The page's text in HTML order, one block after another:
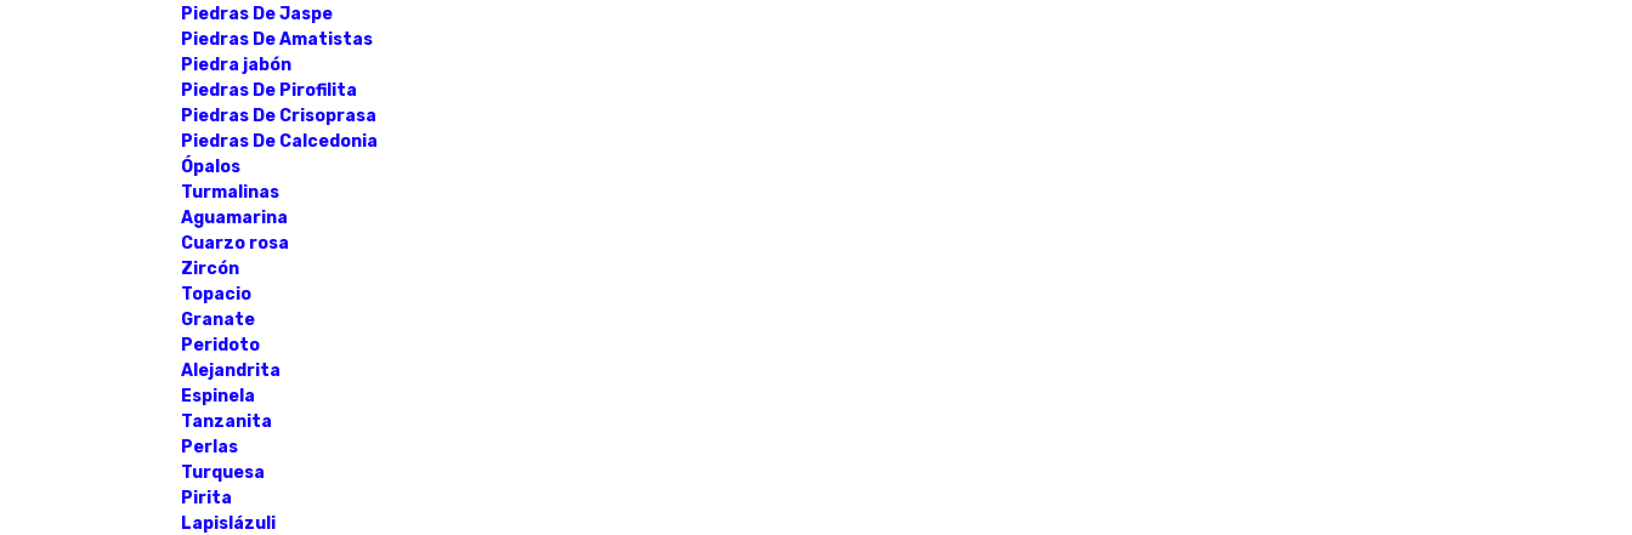
Piedras De Jaspe
Piedras De Amatistas
Piedra jabón
Piedras De Pirofilita
Piedras De Crisoprasa
Piedras De Calcedonia
Ópalos
Turmalinas
Aguamarina
Cuarzo rosa
Zircón
Topacio
Granate
Peridoto
Alejandrita
Espinela
Tanzanita
Perlas
Turquesa
Pirita
Lapislázuli